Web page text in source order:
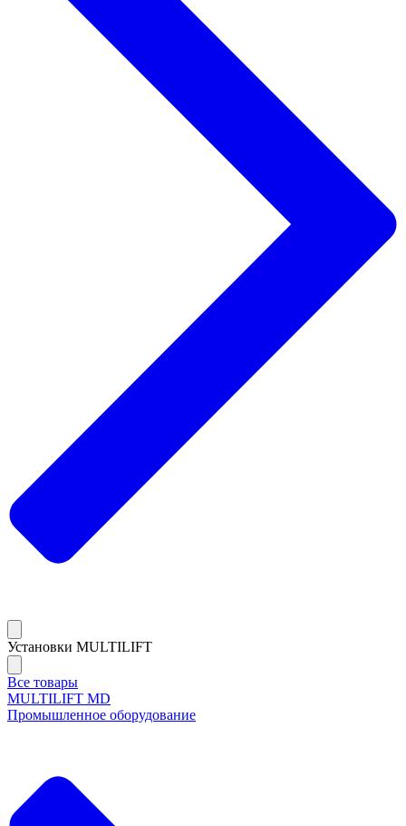
Установки MULTILIFT
Все товары
MULTILIFT MD
Промышленное оборудование